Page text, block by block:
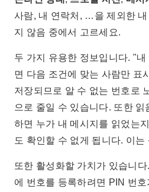
사람, 내 연락처, …을 제외한
지 않음 중에서 고르세요.
두 가지 유용한 정보입니다. "
면 다음 조건에 맞는 사람만 표
저장되므로 알 수 없는 번호로
으로 줄일 수 있습니다. 또한
하면 누가 내 메시지를 읽었는
도 확인할 수 없게 됩니다. 이
또한 활성화할 가치가 있습니
에 번호를 등록하려면 PIN 번